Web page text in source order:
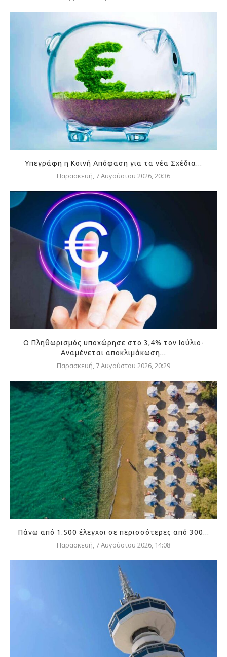
Υπεγράφη η Κοινή Απόφαση για τα νέα Σχέδια...
Παρασκευή, 7 Αυγούστου 2026, 20:36
Ο Πληθωρισμός υποχώρησε στο 3,4% τον Ιούλιο-
Αναμένεται αποκλιμάκωση...
Παρασκευή, 7 Αυγούστου 2026, 20:29
Πάνω από 1.500 έλεγχοι σε περισσότερες από 300...
Παρασκευή, 7 Αυγούστου 2026, 14:08